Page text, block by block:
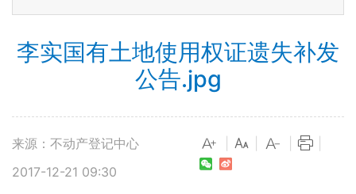
李实国有土地使用权证遗失补发
公告.jpg
来源：不动产登记中心
2017-12-21 09:30